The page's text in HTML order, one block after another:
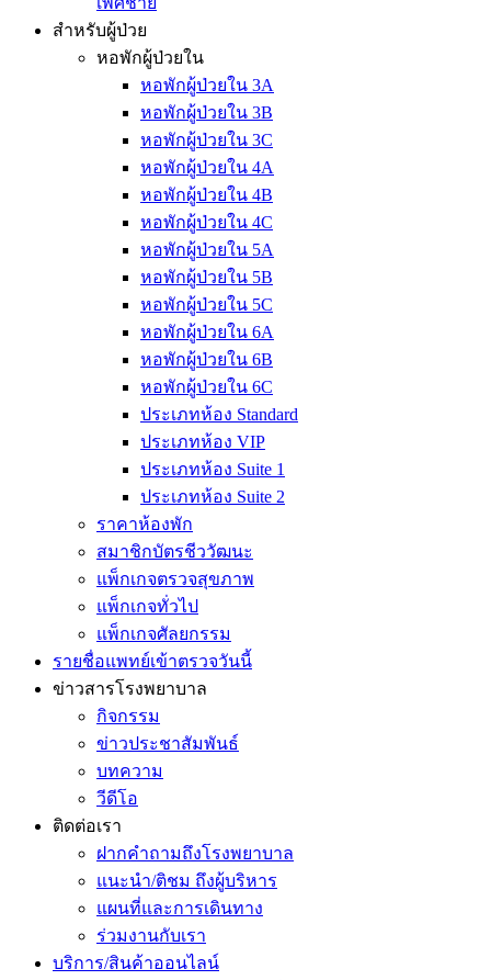
สำหรับผู้ป่วย
หอพักผู้ป่วยใน
หอพักผู้ป่วยใน 3A
หอพักผู้ป่วยใน 3B
หอพักผู้ป่วยใน 3C
หอพักผู้ป่วยใน 4A
หอพักผู้ป่วยใน 4B
หอพักผู้ป่วยใน 4C
หอพักผู้ป่วยใน 5A
หอพักผู้ป่วยใน 5B
หอพักผู้ป่วยใน 5C
หอพักผู้ป่วยใน 6A
หอพักผู้ป่วยใน 6B
หอพักผู้ป่วยใน 6C
ประเภทห้อง Standard
ประเภทห้อง VIP
ประเภทห้อง Suite 1
ประเภทห้อง Suite 2
ราคาห้องพัก
สมาชิกบัตรชีววัฒนะ
แพ็กเกจตรวจสุขภาพ
แพ็กเกจทั่วไป
แพ็กเกจศัลยกรรม
รายชื่อแพทย์เข้าตรวจวันนี้
ข่าวสารโรงพยาบาล
กิจกรรม
ข่าวประชาสัมพันธ์
บทความ
วีดีโอ
ติดต่อเรา
ฝากคำถามถึงโรงพยาบาล
แนะนำ/ติชม ถึงผู้บริหาร
แผนที่และการเดินทาง
ร่วมงานกับเรา
บริการ/สินค้าออนไลน์